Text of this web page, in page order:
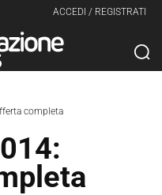
ACCEDI / REGISTRATI
completa